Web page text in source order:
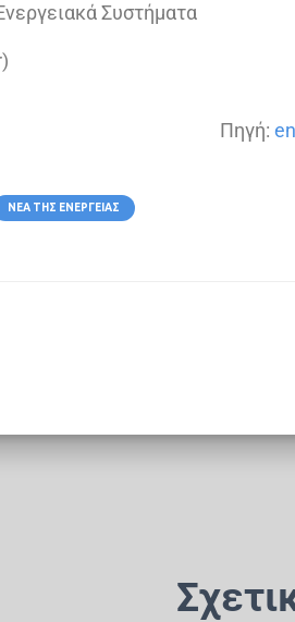
Συστήματα
Πηγή:
ΝΈΑ ΤΗΣ ΕΝΈΡΓΕΙΑΣ